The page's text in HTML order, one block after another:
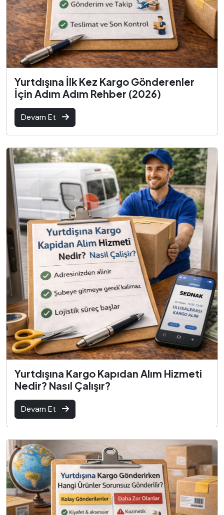
Yurtdışına İlk Kez Kargo Gönderenler
İçin Adım Adım Rehber (2026)
Devam Et
Yurtdışına Kargo Kapıdan Alım Hizmeti
Nedir? Nasıl Çalışır?
Devam Et